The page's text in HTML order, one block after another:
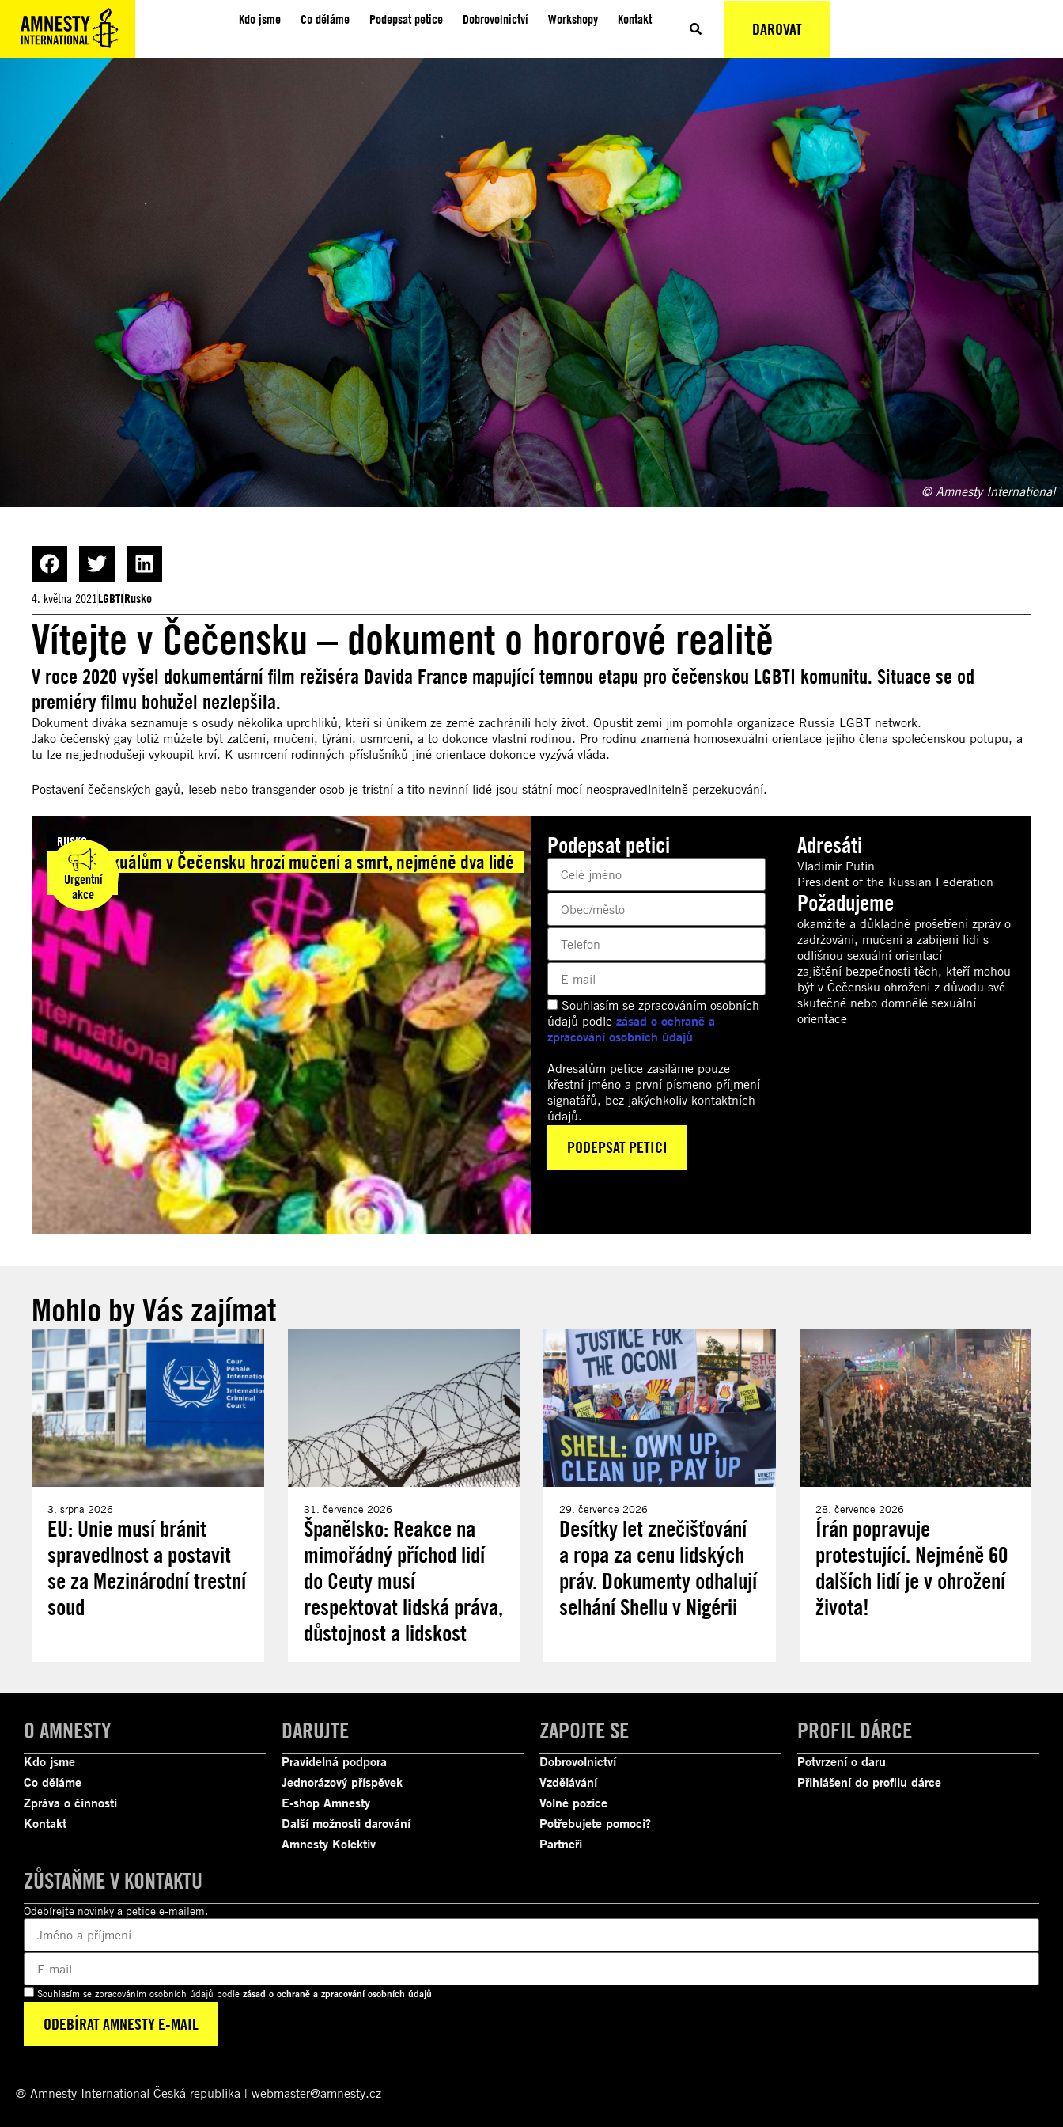
Kdo jsme Co děláme Podepsat petice Dobrovolnictví Workshopy Kontakt DAROVAT
© Amnesty International
4. května 2021LGBTIRusko
Vítejte v Čečensku –⁠ dokument o hororové realitě
V roce 2020 vyšel dokumentární film režiséra Davida France mapující temnou etapu pro čečenskou LGBTI komunitu. Situace se od
premiéry filmu bohužel nezlepšila.
Dokument diváka seznamuje s osudy několika uprchlíků, kteří si únikem ze země zachránili holý život. Opustit zemi jim pomohla organizace Russia LGBT network.
Jako čečenský gay totiž můžete být zatčeni, mučeni, týráni, usmrceni, a to dokonce vlastní rodinou. Pro rodinu znamená homosexuální orientace jejího člena společenskou potupu, a
tu lze nejjednodušeji vykoupit krví. K usmrcení rodinných příslušníků jiné orientace dokonce vyzývá vláda.
Postavení čečenských gayů, leseb nebo transgender osob je tristní a tito nevinní lidé jsou státní mocí neospravedlnitelně perzekuování.
Urgentní
akce
RUSKO
Homosexuálům v Čečensku hrozí mučení a smrt, nejméně dva lidé
zemřeli
Podepsat petici
Souhlasím se zpracováním osobních
údajů podle zásad o ochraně a
zpracování osobních údajů
Adresátům petice zasíláme pouze
křestní jméno a první písmeno příjmení
signatářů, bez jakýchkoliv kontaktních
údajů.
Adresáti
Vladimir Putin
President of the Russian Federation
Požadujeme
okamžité a důkladné prošetření zpráv o
zadržování, mučení a zabíjení lidí s
odlišnou sexuální orientací
zajištění bezpečnosti těch, kteří mohou
být v Čečensku ohroženi z důvodu své
skutečné nebo domnělé sexuální
orientace
Mohlo by Vás zajímat
3. srpna 2026
EU: Unie musí bránit
spravedlnost a postavit
se za Mezinárodní trestní
soud
31. července 2026
Španělsko: Reakce na
mimořádný příchod lidí
do Ceuty musí
respektovat lidská práva,
důstojnost a lidskost
29. července 2026
Desítky let znečišťování
a ropa za cenu lidských
práv. Dokumenty odhalují
selhání Shellu v Nigérii
28. července 2026
Írán popravuje
protestující. Nejméně 60
dalších lidí je v ohrožení
života!
O AMNESTY
Kdo jsme
Co děláme
Zpráva o činnosti
Kontakt
DARUJTE
Pravidelná podpora
Jednorázový příspěvek
E-shop Amnesty
Další možnosti darování
Amnesty Kolektiv
ZAPOJTE SE
Dobrovolnictví
Vzdělávání
Volné pozice
Potřebujete pomoci?
Partneři
PROFIL DÁRCE
Potvrzení o daru
Přihlášení do profilu dárce
ZŮSTAŇME V KONTAKTU
Odebírejte novinky a petice e-mailem.
Souhlasím se zpracováním osobních údajů podle zásad o ochraně a zpracování osobních údajů
© Amnesty International Česká republika | webmaster@amnesty.cz